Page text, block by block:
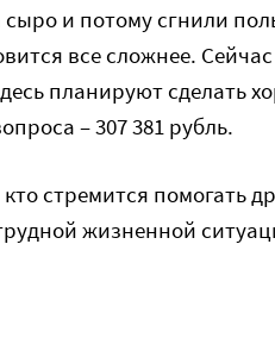
и потому сгнили
все сложнее.
планируют сделать
– 307 381 рубль.
стремится помогать
жизненной